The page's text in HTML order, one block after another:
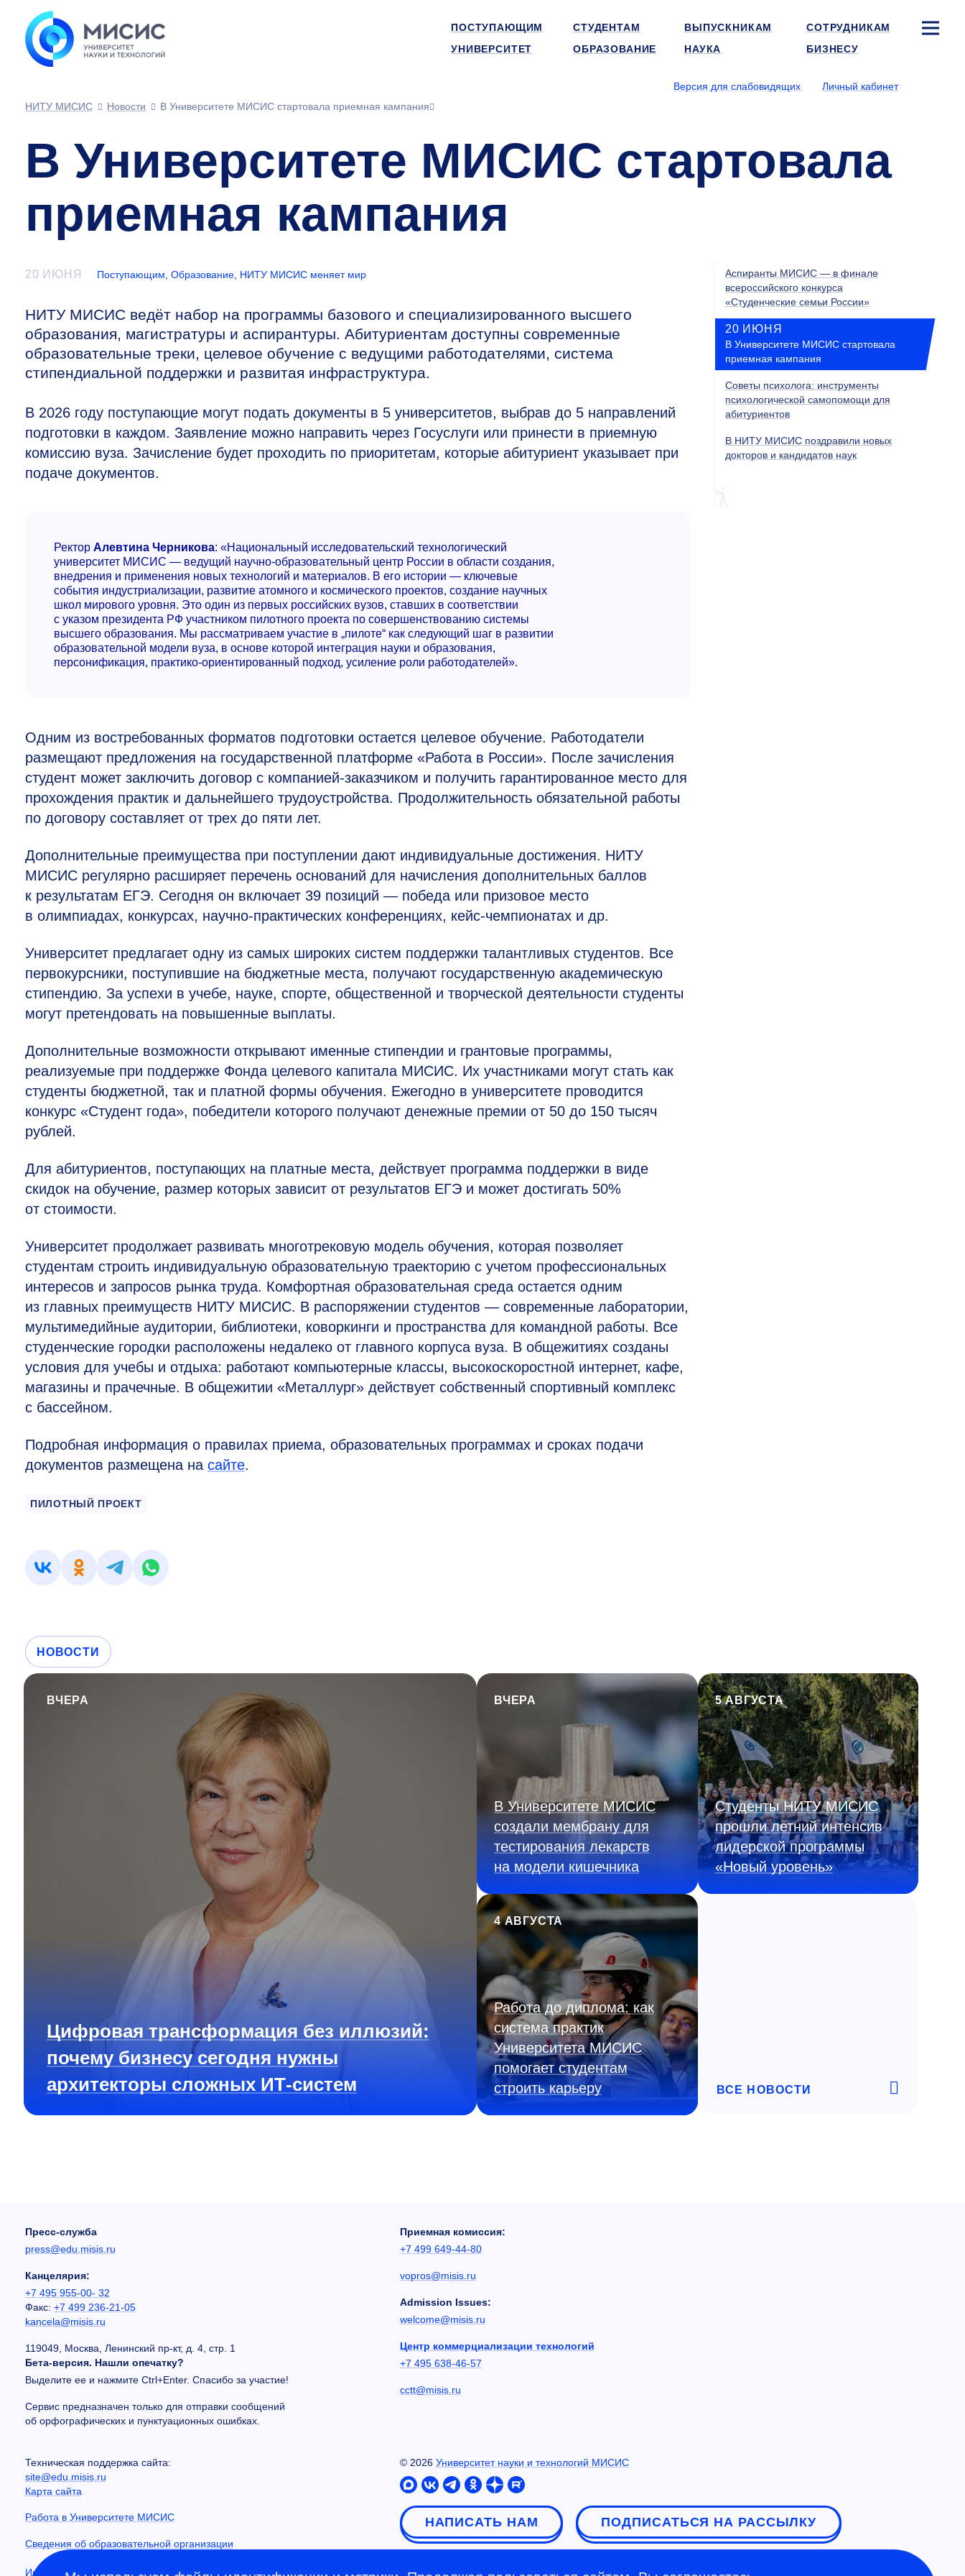
ПОСТУПАЮЩИМ СТУДЕНТАМ ВЫПУСКНИКАМ
СОТРУДНИКАМ
УНИВЕРСИТЕТ
ОБРАЗОВАНИЕ НАУКА БИЗНЕСУ
Версия для слабовидящих
Личный кабинет
НИТУ МИСИС
Новости В Университете МИСИС стартовала приемная кампания
В Университете МИСИС стартовала
приемная кампания
20 ИЮНЯ Поступающим ,Образование НИТУ МИСИС меняет мир
НИТУ МИСИС ведёт набор на программы базового и специализированного высшего
образования, магистратуры и аспирантуры. Абитуриентам доступны современные
образовательные треки, целевое обучение с ведущими работодателями, система
стипендиальной поддержки и развитая инфраструктура.
В 2026 году поступающие могут подать документы в 5 университетов, выбрав до 5 направлений
подготовки в каждом. Заявление можно направить через Госуслуги или принести в приемную
комиссию вуза. Зачисление будет проходить по приоритетам, которые абитуриент указывает при
подаче документов.
Ректор Алевтина Черникова: «Национальный исследовательский технологический
университет МИСИС — ведущий научно-образовательный центр России в области создания,
внедрения и применения новых технологий и материалов. В его истории — ключевые
события индустриализации, развитие атомного и космического проектов, создание научных
школ мирового уровня. Это один из первых российских вузов, ставших в соответствии
с указом президента РФ участником пилотного проекта по совершенствованию системы
высшего образования. Мы рассматриваем участие в „пилоте“ как следующий шаг в развитии
образовательной модели вуза, в основе которой интеграция науки и образования,
персонификация, практико-ориентированный подход, усиление роли работодателей».
Одним из востребованных форматов подготовки остается целевое обучение. Работодатели
размещают предложения на государственной платформе «Работа в России». После зачисления
студент может заключить договор с компанией-заказчиком и получить гарантированное место для
прохождения практик и дальнейшего трудоустройства. Продолжительность обязательной работы
по договору составляет от трех до пяти лет.
Дополнительные преимущества при поступлении дают индивидуальные достижения. НИТУ
МИСИС регулярно расширяет перечень оснований для начисления дополнительных баллов
к результатам ЕГЭ. Сегодня он включает 39 позиций — победа или призовое место
в олимпиадах, конкурсах, научно-практических конференциях, кейс-чемпионатах и др.
Университет предлагает одну из самых широких систем поддержки талантливых студентов. Все
первокурсники, поступившие на бюджетные места, получают государственную академическую
стипендию. За успехи в учебе, науке, спорте, общественной и творческой деятельности студенты
могут претендовать на повышенные выплаты.
Дополнительные возможности открывают именные стипендии и грантовые программы,
реализуемые при поддержке Фонда целевого капитала МИСИС. Их участниками могут стать как
студенты бюджетной, так и платной формы обучения. Ежегодно в университете проводится
конкурс «Студент года», победители которого получают денежные премии от 50 до 150 тысяч
рублей.
Для абитуриентов, поступающих на платные места, действует программа поддержки в виде
скидок на обучение, размер которых зависит от результатов ЕГЭ и может достигать 50%
от стоимости.
Университет продолжает развивать многотрековую модель обучения, которая позволяет
студентам строить индивидуальную образовательную траекторию с учетом профессиональных
интересов и запросов рынка труда. Комфортная образовательная среда остается одним
из главных преимуществ НИТУ МИСИС. В распоряжении студентов — современные лаборатории,
мультимедийные аудитории, библиотеки, коворкинги и пространства для командной работы. Все
студенческие городки расположены недалеко от главного корпуса вуза. В общежитиях созданы
условия для учебы и отдыха: работают компьютерные классы, высокоскоростной интернет, кафе,
магазины и прачечные. В общежитии «Металлург» действует собственный спортивный комплекс
с бассейном.
Подробная информация о правилах приема, образовательных программах и сроках подачи
документов размещена на сайте.
ПИЛОТНЫЙ ПРОЕКТ
Аспиранты МИСИС — в финале
всероссийского конкурса
«Студенческие семьи России»
20 ИЮНЯ
В Университете МИСИС стартовала
приемная кампания
Советы психолога: инструменты
психологической самопомощи для
абитуриентов
В НИТУ МИСИС поздравили новых
докторов и кандидатов наук
НОВОСТИ
ВЧЕРА
Цифровая трансформация без иллюзий:
почему бизнесу сегодня нужны
архитекторы сложных ИТ-систем
ВЧЕРА
В Университете МИСИС
создали мембрану для
тестирования лекарств
на модели кишечника
5 АВГУСТА
Студенты НИТУ МИСИС
прошли летний интенсив
лидерской программы
«Новый уровень»
4 АВГУСТА
Работа до диплома: как
система практик
Университета МИСИС
помогает студентам
строить карьеру
ВСЕ НОВОСТИ
Пресс-служба
press@edu.misis.ru
Канцелярия:
+7 495 955-00- 32
Факс: +7 499 236-21-05
kancela@misis.ru
119049, Москва, Ленинский пр-кт, д. 4, стр. 1
Бета-версия. Нашли опечатку?
Выделите ее и нажмите Ctrl+Enter. Спасибо за участие!
Сервис предназначен только для отправки сообщений
об орфографических и пунктуационных ошибках.
Приемная комиссия:
+7 499 649-44-80
vopros@misis.ru
Admission Issues:
welcome@misis.ru
Центр коммерциализации технологий
+7 495 638-46-57
cctt@misis.ru
Техническая поддержка сайта:
site@edu.misis.ru
Карта сайта
Работа в Университете МИСИС
Сведения об образовательной организации
Информация о закупках
© 2026 Университет науки и технологий МИСИС
НАПИСАТЬ НАМ ПОДПИСАТЬСЯ НА РАССЫЛКУ